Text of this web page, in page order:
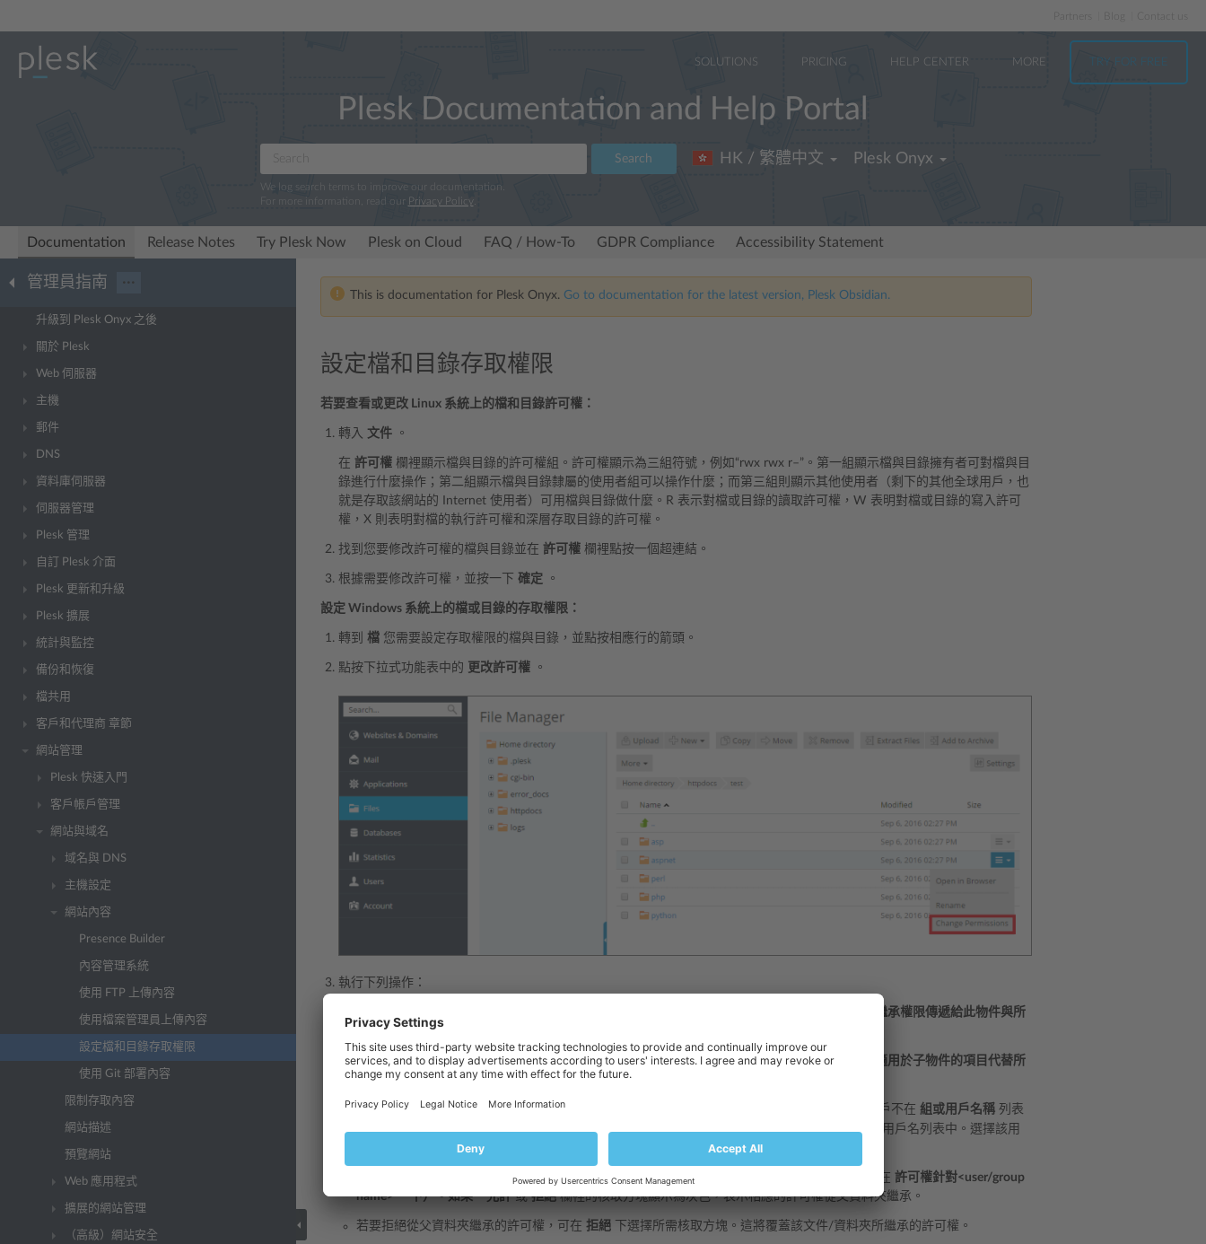
Partners
SOLUTIONS PRICING HELP CENTER MORE TRY FOR FREE
Plesk Documentation and Help Portal
Search
We log search terms to improve our documentation.
For more information, read our Privacy Policy.
HK / 繁體中文 Plesk Onyx
Documentation Release Notes Try Plesk Now Plesk on Cloud FAQ / How-To GDPR Compliance Accessibility Statement
管理員指南 ···
升級到 Plesk Onyx 之後
關於 Plesk
Web 伺服器
主機
郵件
DNS
資料庫伺服器
伺服器管理
Plesk 管理
自訂 Plesk 介面
Plesk 更新和升級
Plesk 擴展
統計與監控
備份和恢復
檔共用
客戶和代理商 章節
網站管理
Plesk 快速入門
客戶帳戶管理
網站與域名
域名與 DNS
主機設定
網站內容
Presence Builder
內容管理系統
使用 FTP 上傳內容
使用檔案管理員上傳內容
設定檔和目錄存取權限
使用 Git 部署內容
限制存取內容
網站描述
預覽網站
Web 應用程式
擴展的網站管理
（高級）網站安全
This is documentation for Plesk Onyx. Go to documentation for the latest version, Plesk Obsidian.
設定檔和目錄存取權限
若要查看或更改 Linux 系統上的檔和目錄許可權：
轉入 文件 。
在 許可權 欄裡顯示檔與目錄的許可權組。許可權顯示為三組符號，例如“rwx rwx r–”。第一組顯示檔與目錄擁有者可對檔與目
錄進行什麼操作；第二組顯示檔與目錄隸屬的使用者組可以操作什麼；而第三組則顯示其他使用者（剩下的其他全球用戶，也
就是存取該網站的 Internet 使用者）可用檔與目錄做什麼。R 表示對檔或目錄的讀取許可權，W 表明對檔或目錄的寫入許可
權，X 則表明對檔的執行許可權和深層存取目錄的許可權。
找到您要修改許可權的檔與目錄並在 許可權 欄裡點按一個超連結。
根據需要修改許可權，並按一下 確定 。
設定 Windows 系統上的檔或目錄的存取權限：
轉到 檔 您需要設定存取權限的檔與目錄，並點按相應行的箭頭。
點按下拉式功能表中的 更改許可權 。
執行下列操作：
允許從父資料夾繼承權限傳遞給此物件與所
有子物件。包括在此明確定義的這些項
若要設定包含在此資料夾內的檔與資料夾繼承您指定的資料夾許可權，可選擇核取方塊
用此處適用於子物件的項目代替所
有子物件上的許可權項目。
更改或移除一組或一個用戶的許可權，可在 列表裡點按所需名稱。如果該組或用戶不在 組或用戶名稱 列表
：此時該用戶/組將出現在組/用戶名列表中。選擇該用
允許或拒絕所選組/用戶使用權限，可選擇許可權相對應的允許 核取方塊（許可權列舉在 許可權針對<user/group
name> ** 下）。如果 **允許或拒絕欄裡的核取方塊顯示為灰色，表示相應的許可權從父資料夾繼承。
若要拒絕從父資料夾繼承的許可權，可在 拒絕 下選擇所需核取方塊。這將覆蓋該文件/資料夾所繼承的許可權。